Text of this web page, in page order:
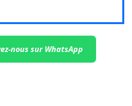
nous sur WhatsApp